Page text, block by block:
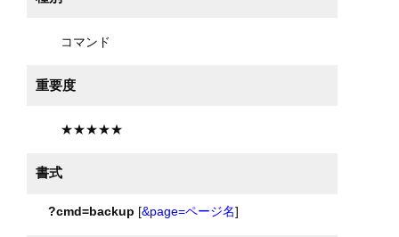
コマンド
重要度
★★★★★
書式
?cmd=backup [&page=ページ名]